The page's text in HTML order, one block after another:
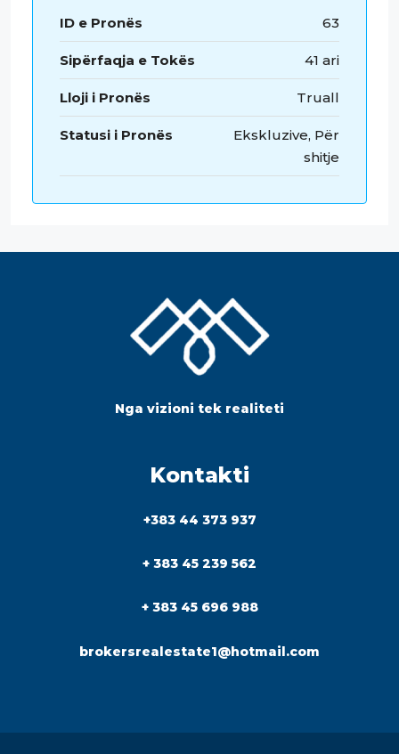
ID e Pronës 63
Sipërfaqja e Tokës 41 ari
Lloji i Pronës Truall
Statusi i Pronës
Ekskluzive, Për
shitje
Nga vizioni tek realiteti
Kontakti
+383 44 373 937
+ 383 45 239 562
+ 383 45 696 988
brokersrealestate1@hotmail.com